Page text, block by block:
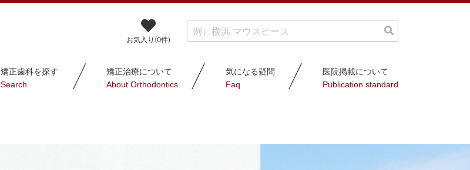
お気入り(0件)
矯正歯科を探す
Search
矯正治療について
About Orthodontics
気になる疑問
Faq
医院掲載について
Publication standard